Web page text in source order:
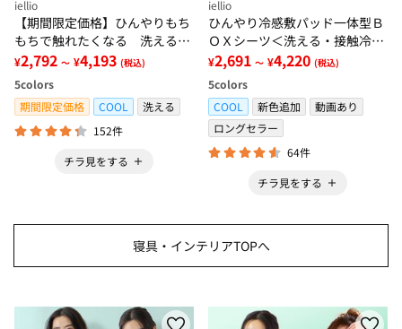
iellio
【期間限定価格】ひんやりもち
もちで触れたくなる 洗えるラ
グ＜低反発・滑りにくい・接触
冷感・防ダニ・カーペット＞
¥2,792 ～ ¥4,193 (税込)
5colors
期間限定価格
COOL
洗える
152件
チラ見をする
iellio
ひんやり冷感敷パッド一体型Ｂ
ＯＸシーツ＜洗える・接触冷
感・抗菌防臭・時短・家事楽・
ボックスシーツ・寝苦しさ対策
＞
¥2,691 ～ ¥4,220 (税込)
5colors
COOL
新色追加
動画あり
ロングセラー
64件
チラ見をする
寝具・インテリアTOPへ